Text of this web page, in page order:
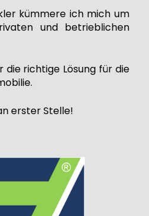
kümmere ich mich um
und betrieblichen
die richtige Lösung für die
erster Stelle!